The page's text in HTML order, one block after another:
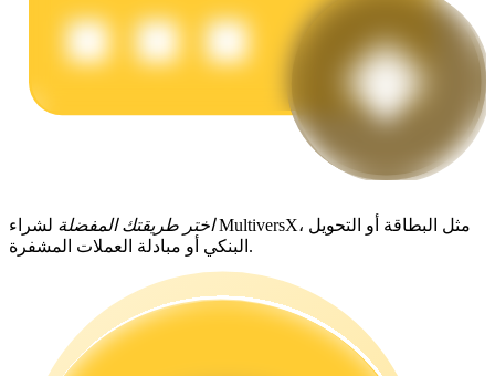
احصل على مكافآت تنافسية يوميًا
اختر طريقتك المفضلة لشراء MultiversX، مثل البطاقة أو التحويل
البنكي أو مبادلة العملات المشفرة.